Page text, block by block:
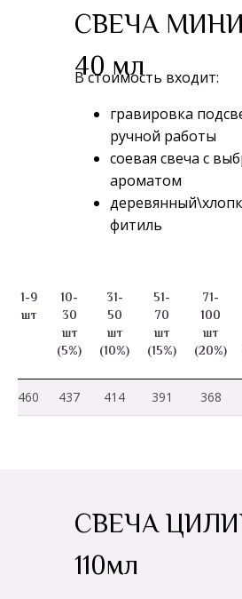
В стоимость входит:
гравировка
ручной работы
соевая свеча с
ароматом
фитиль
СВЕЧА
40 мл
1-9
шт
10-
30
шт
(5%)
31-
50
шт
(10%)
51-
70
шт
(15%)
71-
100
шт
(20%)
460 437 414 391 368
СВЕЧА
110мл